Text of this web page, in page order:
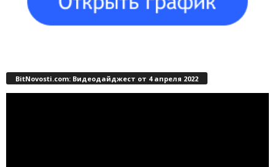
BitNovosti.com: Видеодайджест от 4 апреля 2022